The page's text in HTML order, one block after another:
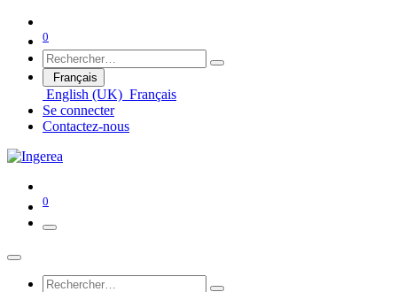
0
Français
English (UK) Français
Se connecter
Contactez-nous
0